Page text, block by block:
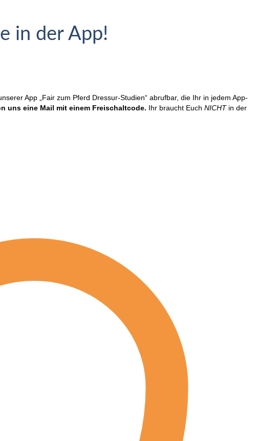
in der App!
App „Fair zum Pferd Dressur-Studien“ abrufbar, die Ihr in jedem App-
uns eine Mail mit einem Freischaltcode. Ihr braucht Euch NICHTin der